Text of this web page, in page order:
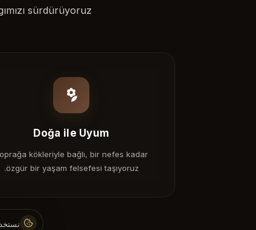
sürdürüyoruz.
Doğa ile Uyum
kökleriyle bağlı, bir nefes kadar
özgür bir yaşam felsefesi taşıyoruz.